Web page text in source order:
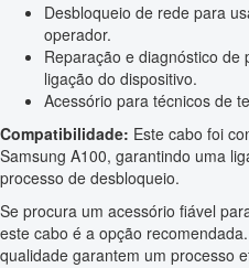
Desbloqueio de rede para
operador.
Reparação e diagnóstico
ligação do dispositivo.
Acessório para técnicos de
Compatibilidade: Este cabo foi
Samsung A100, garantindo uma
processo de desbloqueio.
Se procura um acessório fiável
este cabo é a opção
qualidade garantem um processo